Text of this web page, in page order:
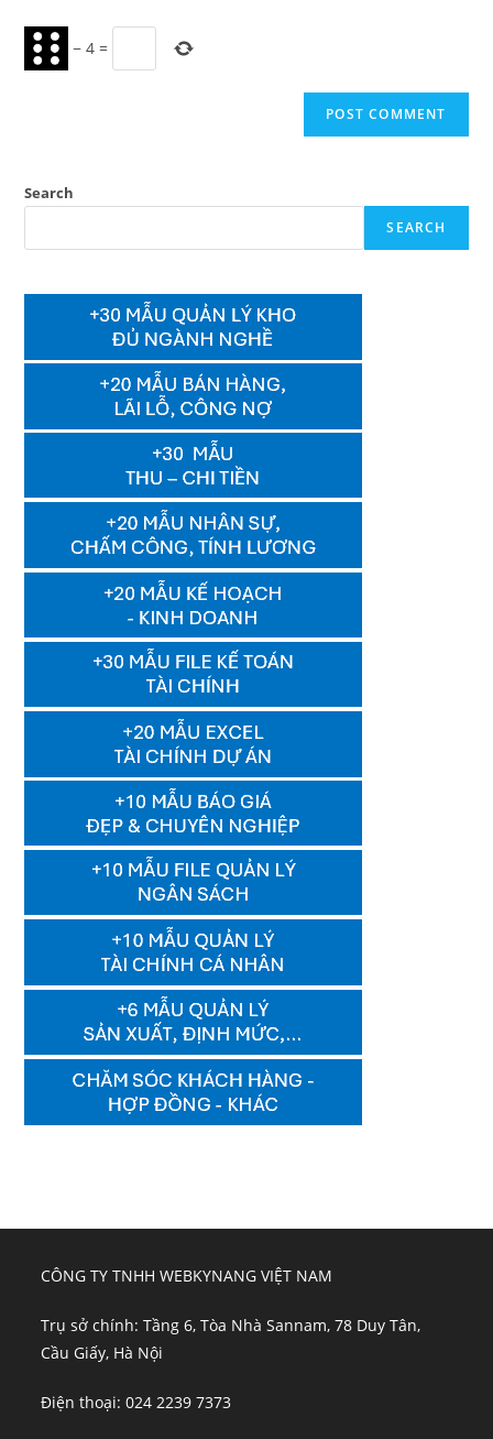
−4 =
Search
SEARCH
CÔNG TY TNHH WEBKYNANG VIỆT NAM
Trụ sở chính: Tầng 6, Tòa Nhà Sannam, 78 Duy Tân,
Cầu Giấy, Hà Nội
Điện thoại: 024 2239 7373